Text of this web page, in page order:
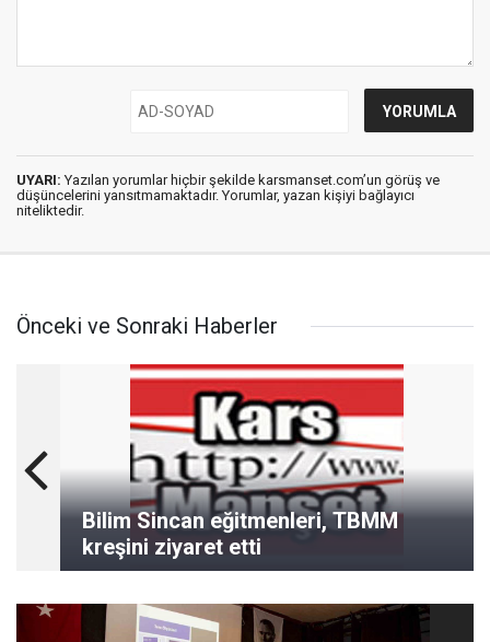
UYARI: Yazılan yorumlar hiçbir şekilde karsmanset.com’un görüş ve
düşüncelerini yansıtmamaktadır. Yorumlar, yazan kişiyi bağlayıcı
niteliktedir.
Önceki ve Sonraki Haberler
Bilim Sincan eğitmenleri, TBMM
kreşini ziyaret etti